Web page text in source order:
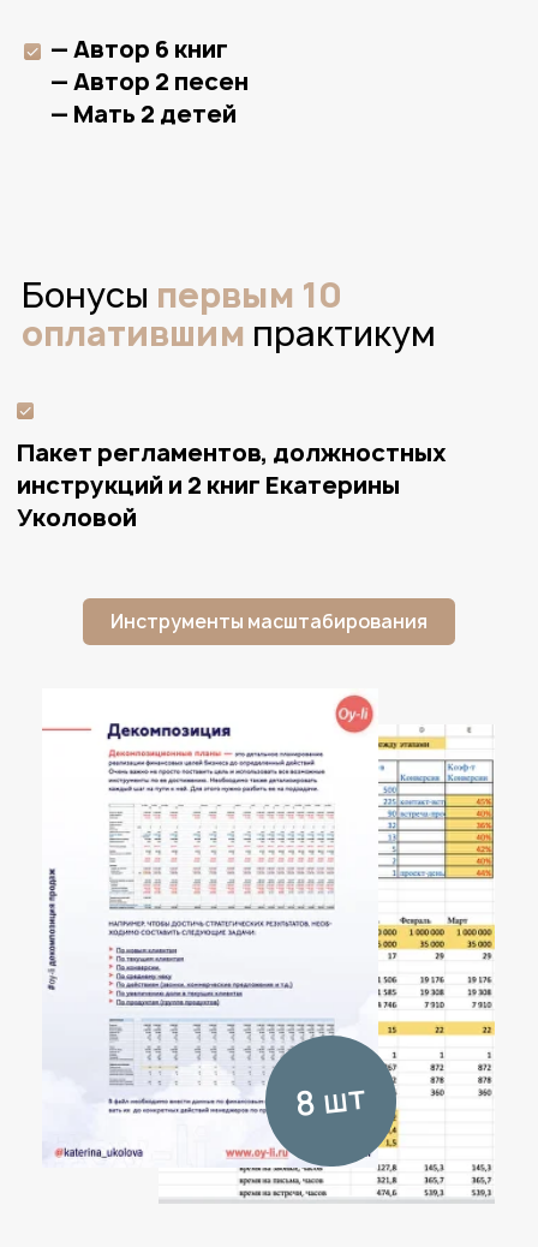
Форматпрохождения
практикума
Онлайн, в любой комфортной
для вас обстановке
5 дней без отрыва от
бизнес-задач
Разбор элементов системы
масштабирования от Екатерины
Уколовой
Практика под руководством
эксперта